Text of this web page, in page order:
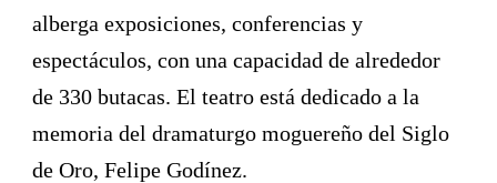
alberga exposiciones, conferencias y
espectáculos, con una capacidad de alrededor
de 330 butacas. El teatro está dedicado a la
memoria del dramaturgo moguereño del Siglo
de Oro, Felipe Godínez.